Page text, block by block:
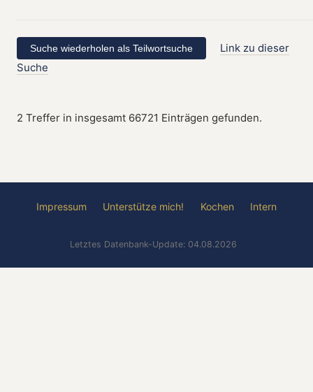
Link zu dieser
Suche
2 Treffer in insgesamt 66721 Einträgen gefunden.
Impressum Unterstütze mich! Kochen Intern
Letztes Datenbank-Update: 04.08.2026